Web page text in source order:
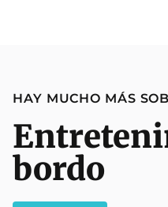
HAY MUCHO MÁS
bordo